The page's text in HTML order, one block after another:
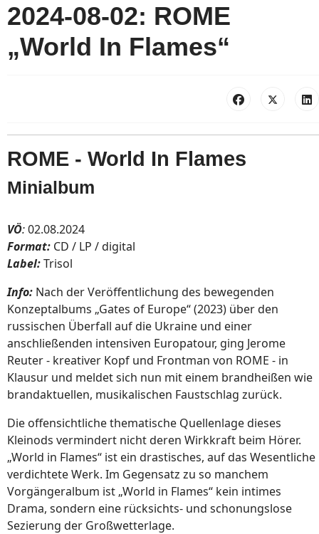
2024-08-02: ROME
„World In Flames“
ROME - World In Flames
Minialbum
VÖ:02.08.2024
Format: CD / LP / digital
Label:Trisol
Info: Nach der Veröffentlichung des bewegenden
Konzeptalbums „Gates of Europe“ (2023) über den
russischen Überfall auf die Ukraine und einer
anschließenden intensiven Europatour, ging Jerome
Reuter - kreativer Kopf und Frontman von ROME - in
Klausur und meldet sich nun mit einem brandheißen wie
brandaktuellen, musikalischen Faustschlag zurück.
Die offensichtliche thematische Quellenlage dieses
Kleinods vermindert nicht deren Wirkkraft beim Hörer.
„World in Flames“ ist ein drastisches, auf das Wesentliche
verdichtete Werk. Im Gegensatz zu so manchem
Vorgängeralbum ist „World in Flames“ kein intimes
Drama, sondern eine rücksichts- und schonungslose
Sezierung der Großwetterlage.